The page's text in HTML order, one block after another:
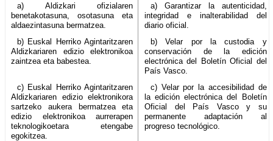
a) Aldizkari ofizialaren
benetakotasuna, osotasuna eta
aldaezintasuna bermatzea.
a) Garantizar la autenticidad,
integridad e inalterabilidad del
diario oficial.
b) Euskal Herriko Agintaritzaren
Aldizkariaren edizio elektronikoa
zaintzea eta babestea.
b) Velar por la custodia y
conservación de la edición
electrónica del Boletín Oficial del
País Vasco.
c) Euskal Herriko Agintaritzaren
Aldizkariaren edizio elektronikora
sartzeko aukera bermatzea eta
edizio elektronikoa aurrerapen
teknologikoetara etengabe
egokitzea.
c) Velar por la accesibilidad de
la edición electrónica del Boletín
Oficial del País Vasco y su
permanente adaptación al
progreso tecnológico.